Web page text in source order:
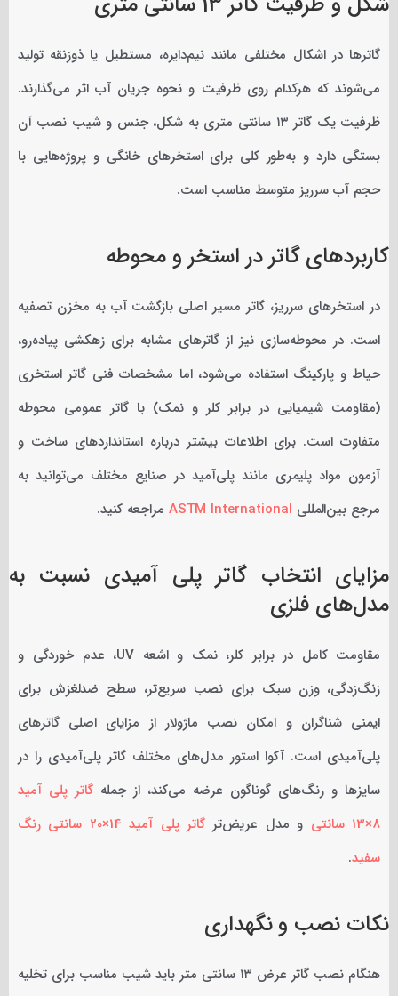
گاترها در اشکال مختلفی مانند نیم‌دایره، مستطیل یا ذوزنقه تولید
می‌شوند که هرکدام روی ظرفیت و نحوه جریان آب اثر می‌گذارند.
ظرفیت یک گاتر ۱۳ سانتی متری به شکل، جنس و شیب نصب آن
بستگی دارد و به‌طور کلی برای استخرهای خانگی و پروژه‌هایی با
حجم آب سرریز متوسط مناسب است.
کاربردهای گاتر در استخر و محوطه
در استخرهای سرریز، گاتر مسیر اصلی بازگشت آب به مخزن تصفیه
است. در محوطه‌سازی نیز از گاترهای مشابه برای زهکشی پیاده‌رو،
حیاط و پارکینگ استفاده می‌شود، اما مشخصات فنی گاتر استخری
(مقاومت شیمیایی در برابر کلر و نمک) با گاتر عمومی محوطه
متفاوت است. برای اطلاعات بیشتر درباره استانداردهای ساخت و
آزمون مواد پلیمری مانند پلی‌آمید در صنایع مختلف می‌توانید به
مرجع بین‌المللی ASTM International مراجعه کنید.
مزایای انتخاب گاتر پلی آمیدی نسبت به
مدل‌های فلزی
مقاومت کامل در برابر کلر، نمک و اشعه UV، عدم خوردگی و
زنگ‌زدگی، وزن سبک برای نصب سریع‌تر، سطح ضدلغزش برای
ایمنی شناگران و امکان نصب ماژولار از مزایای اصلی گاترهای
پلی‌آمیدی است. آکوا استور مدل‌های مختلف گاتر پلی‌آمیدی را در
سایزها و رنگ‌های گوناگون عرضه می‌کند، از جملهگاتر پلی آمید
8×13 سانتی
و مدل عریض‌تر
گاتر پلی آمید 14×20 سانتی رنگ
سفید.
نکات نصب و نگهداری
هنگام نصب گاتر عرض ۱۳ سانتی متر باید شیب مناسب برای تخلیه